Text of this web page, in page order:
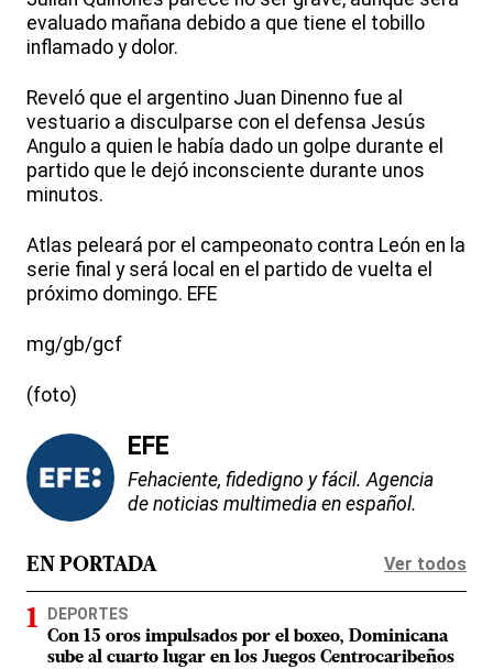
evaluado mañana debido a que tiene el tobillo
inflamado y dolor.
Reveló que el argentino Juan Dinenno fue al
vestuario a disculparse con el defensa Jesús
Angulo a quien le había dado un golpe durante el
partido que le dejó inconsciente durante unos
minutos.
Atlas peleará por el campeonato contra León en la
serie final y será local en el partido de vuelta el
próximo domingo. EFE
mg/gb/gcf
(foto)
EFE
Fehaciente, fidedigno y fácil. Agencia
de noticias multimedia en español.
EN PORTADA Ver todos
DEPORTES
Con 15 oros impulsados por el boxeo, Dominicana
sube al cuarto lugar en los Juegos Centrocaribeños